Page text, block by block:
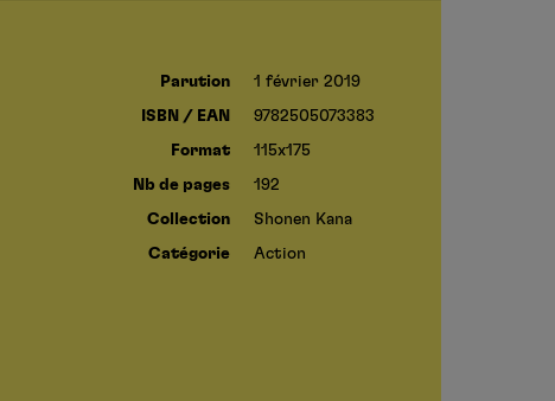
Parution 1 février 2019
ISBN / EAN 9782505073383
Format 115x175
Nb de pages 192
Collection Shonen Kana
Catégorie Action